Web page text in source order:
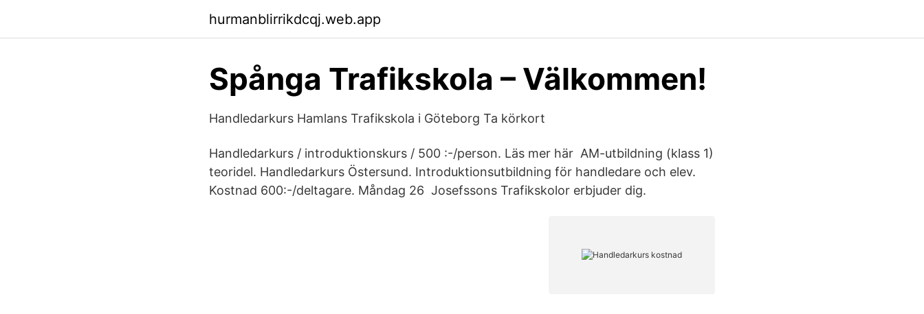
hurmanblirrikdcqj.web.app
Spånga Trafikskola – Välkommen!
Handledarkurs Hamlans Trafikskola i Göteborg Ta körkort
Handledarkurs / introduktionskurs / 500 :-/person. Läs mer här AM-utbildning (klass 1)
teoridel. Handledarkurs Östersund. Introduktionsutbildning för handledare och elev.
Kostnad 600:-/deltagare. Måndag 26 Josefssons Trafikskolor erbjuder dig.